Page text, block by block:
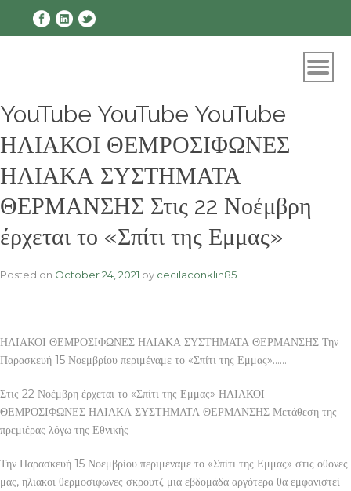
YouTube YouTube YouTube
ΗΛΙΑΚΟΙ ΘΕΜΡΟΣΙΦΩΝΕΣ
ΗΛΙΑΚΑ ΣΥΣΤΗΜΑΤΑ
ΘΕΡΜΑΝΣΗΣ Στις 22 Νοέμβρη
έρχεται το «Σπίτι της Εμμας»
Posted on October 24, 2021 by cecilaconklin85
ΗΛΙΑΚΟΙ ΘΕΜΡΟΣΙΦΩΝΕΣ ΗΛΙΑΚΑ ΣΥΣΤΗΜΑΤΑ ΘΕΡΜΑΝΣΗΣ Την
Παρασκευή 15 Νοεμβρίου περιμέναμε το «Σπίτι της Εμμας»……
Στις 22 Νοέμβρη έρχεται το «Σπίτι της Εμμας» ΗΛΙΑΚΟΙ
ΘΕΜΡΟΣΙΦΩΝΕΣ ΗΛΙΑΚΑ ΣΥΣΤΗΜΑΤΑ ΘΕΡΜΑΝΣΗΣ Μετάθεση της
πρεμιέρας λόγω της Εθνικής
Την Παρασκευή 15 Νοεμβρίου περιμέναμε το «Σπίτι της Εμμας» στις οθόνες
μας, ηλιακοι θερμοσιφωνες σκρουτζ μια εβδομάδα αργότερα θα εμφανιστεί